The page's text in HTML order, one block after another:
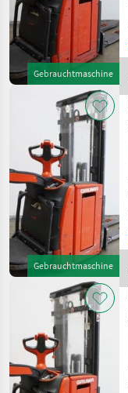
Gebrauchtmaschine
Gebrauchtmaschine